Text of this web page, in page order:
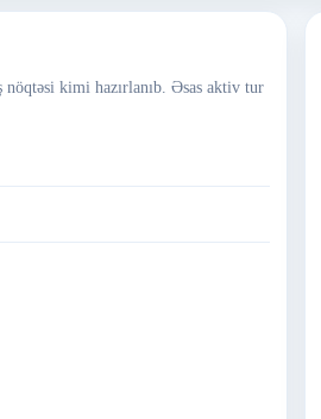
kimi hazırlanıb. Əsas aktiv tur